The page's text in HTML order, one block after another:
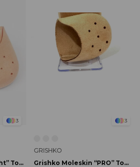
3
Grishko Moleskin “Light” Toe Pads
3
GRISHKO
Grishko Moleskin “PRO” Toe Pads